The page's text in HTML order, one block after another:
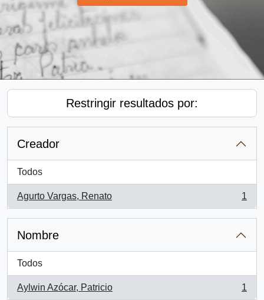
Restringir resultados por:
Creador
Todos
Agurto Vargas, Renato
, 1 resultados
1
Nombre
Todos
Aylwin Azócar, Patricio
, 1 resultados
1